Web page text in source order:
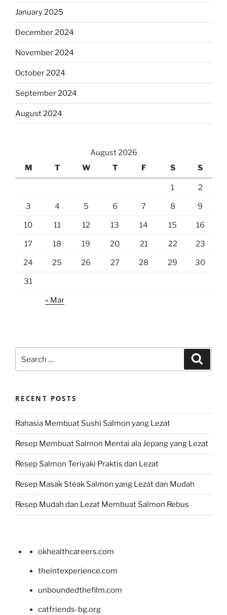
January 2025
December 2024
November 2024
October 2024
September 2024
August 2024
August 2026
M
T W T F S S
1 2
3 4 5 6 7 8 9
10 11 12 13 14 15 16
17 18 19 20 21 22 23
24 25 26 27 28 29 30
31
« Mar
for:
RECENT POSTS
Rahasia Membuat Sushi Salmon yang Lezat
Resep Membuat Salmon Mentai ala Jepang yang Lezat
Resep Salmon Teriyaki Praktis dan Lezat
Resep Masak Steak Salmon yang Lezat dan Mudah
Resep Mudah dan Lezat Membuat Salmon Rebus
okhealthcareers.com
theintexperience.com
unboundedthefilm.com
catfriends-bg.org